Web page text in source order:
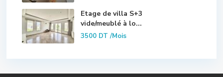
Etage de villa S+3
vide/meublé à lo...
3500 DT/Mois